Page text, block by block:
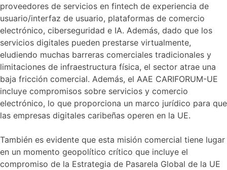
proveedores de servicios en fintech de experiencia de
usuario/interfaz de usuario, plataformas de comercio
electrónico, ciberseguridad e IA. Además, dado que los
servicios digitales pueden prestarse virtualmente,
eludiendo muchas barreras comerciales tradicionales y
limitaciones de infraestructura física, el sector atrae una
baja fricción comercial. Además, el AAE CARIFORUM-UE
incluye compromisos sobre servicios y comercio
electrónico, lo que proporciona un marco jurídico para que
las empresas digitales caribeñas operen en la UE.
También es evidente que esta misión comercial tiene lugar
en un momento geopolítico crítico que incluye el
compromiso de la Estrategia de Pasarela Global de la UE